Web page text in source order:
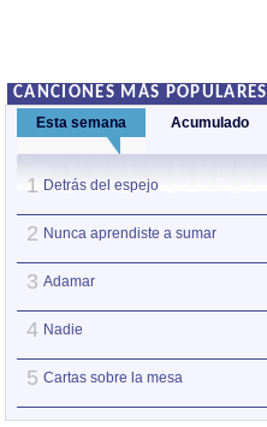
CANCIONES MÁS POPULARES
Esta semana Acumulado
1 Detrás del espejo
2 Nunca aprendiste a sumar
3 Adamar
4 Nadie
5 Cartas sobre la mesa